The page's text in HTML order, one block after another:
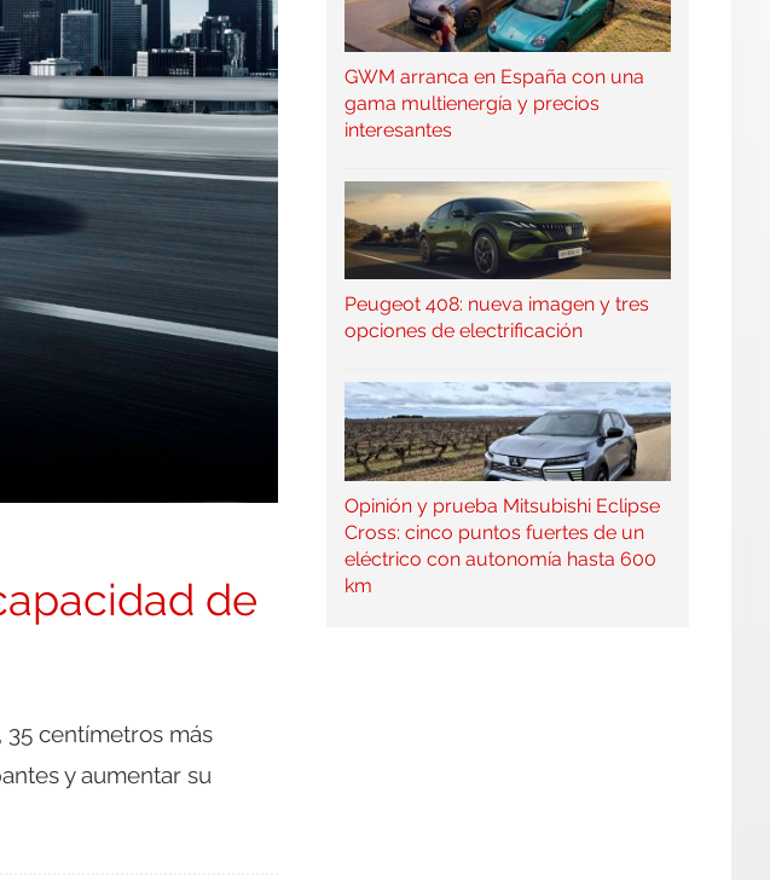
de
centímetros más
y aumentar su
GWM arranca en España con una
gama multienergía y precios
interesantes
Peugeot 408: nueva imagen y tres
opciones de electrificación
Opinión y prueba Mitsubishi Eclipse
Cross: cinco puntos fuertes de un
eléctrico con autonomía hasta 600
km